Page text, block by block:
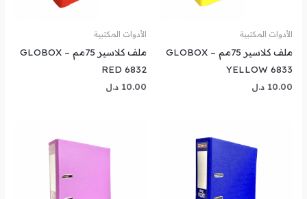
الأدوات المكتبية
ملف كلاسير 75مم GLOBOX –
YELLOW 6833
10.00 د.ل
الأدوات المكتبية
ملف كلاسير 75مم GLOBOX –
RED 6832
10.00 د.ل